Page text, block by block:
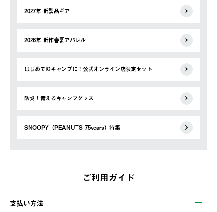
2027年 新製品ギア
2026年 新作春夏アパレル
はじめてのキャンプに！公式オンライン店限定セット
防災！備えるキャンプグッズ
SNOOPY（PEANUTS 75years）特集
ご利用ガイド
支払い方法